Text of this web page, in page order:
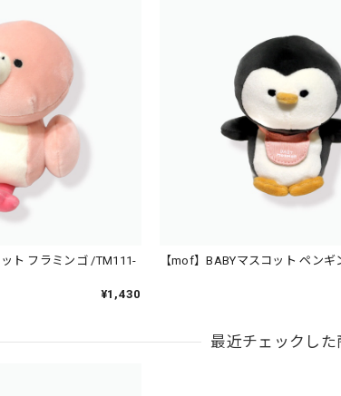
ト フラミンゴ /TM111-
¥1,430
【mof】BABYマスコット ペン
最近チェックした